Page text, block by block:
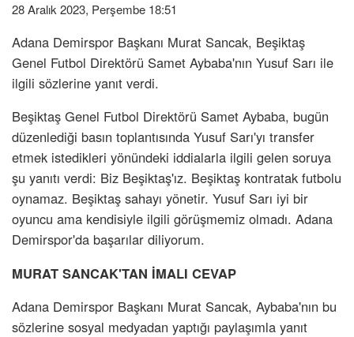
28 Aralık 2023, Perşembe 18:51
Adana Demirspor Başkanı Murat Sancak, Beşiktaş
Genel Futbol Direktörü Samet Aybaba'nın Yusuf Sarı ile
ilgili sözlerine yanıt verdi.
Beşiktaş Genel Futbol Direktörü Samet Aybaba, bugün
düzenlediği basın toplantısında Yusuf Sarı'yı transfer
etmek istedikleri yönündeki iddialarla ilgili gelen soruya
şu yanıtı verdi: Biz Beşiktaş'ız. Beşiktaş kontratak futbolu
oynamaz. Beşiktaş sahayı yönetir. Yusuf Sarı iyi bir
oyuncu ama kendisiyle ilgili görüşmemiz olmadı. Adana
Demirspor'da başarılar diliyorum.
MURAT SANCAK'TAN İMALI CEVAP
Adana Demirspor Başkanı Murat Sancak, Aybaba'nın bu
sözlerine sosyal medyadan yaptığı paylaşımla yanıt